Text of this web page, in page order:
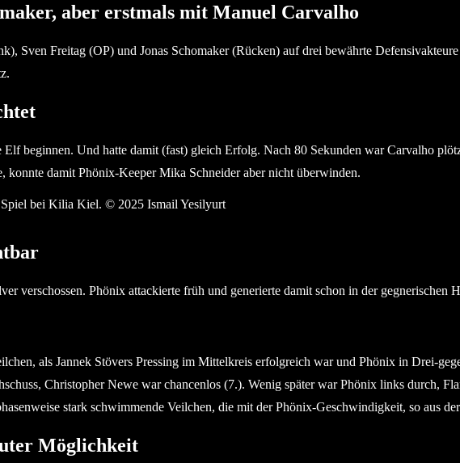
aber erstmals mit Manuel Carvalho
Sven Freitag (OP) und Jonas Schomaker (Rücken) auf drei bewährte
beginnen. Und hatte damit (fast) gleich Erfolg. Nach 80 Sekunden war Carvalho
konnte damit Phönix-Keeper Mika Schneider aber nicht überwinden.
verschossen. Phönix attackierte früh und generierte damit schon in der gegnerischen
als Jannek Stövers Pressing im Mittelkreis erfolgreich war und Phönix in Drei-
Christopher Newe war chancenlos (7.). Wenig später war Phönix links durch,
stark schwimmende Veilchen, die mit der Phönix-Geschwindigkeit, so aus
Möglichkeit